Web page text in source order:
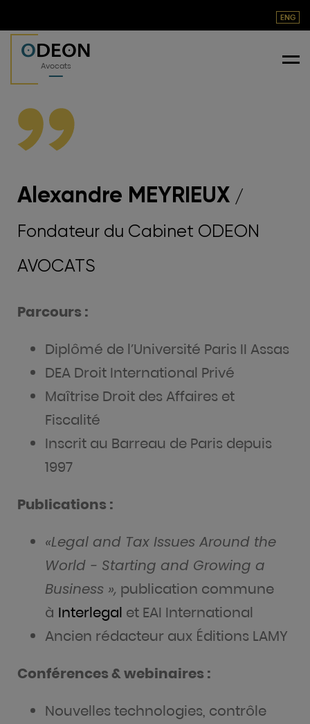
ENG
ODEON
Avocats
Alexandre MEYRIEUX /
Fondateur du Cabinet ODEON
AVOCATS
Parcours :
Diplômé de l’Université Paris II Assas
DEA Droit International Privé
Maîtrise Droit des Affaires et
Fiscalité
Inscrit au Barreau de Paris depuis
1997
Publications :
«Legal and Tax Issues Around the
World - Starting and Growing a
Business », publication commune
à Interlegal et EAI International
Ancien rédacteur aux Éditions LAMY
Conférences & webinaires :
Nouvelles technologies, contrôle